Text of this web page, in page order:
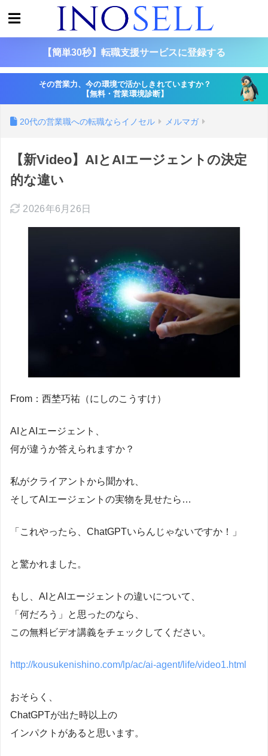
【簡単30秒】転職支援サービスに登録する
その営業力、今の環境で活かしきれていますか？
【無料・営業環境診断】
20代の営業職への転職ならイノセル メルマガ
【新Video】AIとAIエージェントの決定
的な違い
2026年6月26日
From：西埜巧祐（にしのこうすけ）
AIとAIエージェント、
何が違うか答えられますか？
私がクライアントから聞かれ、
そしてAIエージェントの実物を見せたら…
「これやったら、ChatGPTいらんじゃないですか！」
と驚かれました。
もし、AIとAIエージェントの違いについて、
「何だろう」と思ったのなら、
この無料ビデオ講義をチェックしてください。
http://kousukenishino.com/lp/ac/ai-agent/life/video1.html
おそらく、
ChatGPTが出た時以上の
インパクトがあると思います。